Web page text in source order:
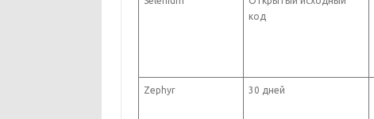
код
Zephyr 30 дней